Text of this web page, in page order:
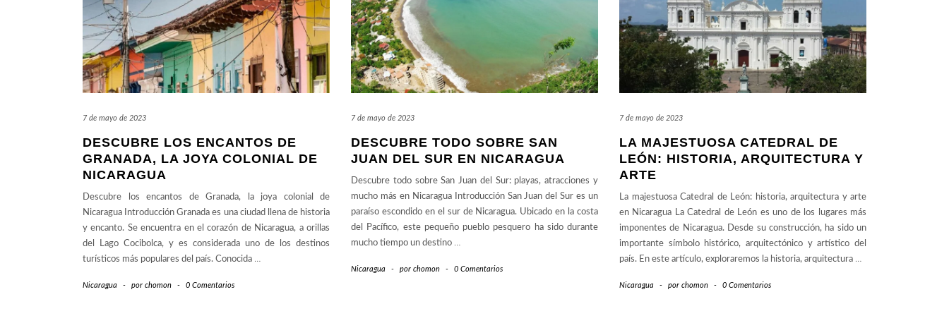
7 de mayo de 2023
DESCUBRE LOS ENCANTOS DE
GRANADA, LA JOYA COLONIAL DE
NICARAGUA
Descubre los encantos de Granada, la joya colonial de
Nicaragua Introducción Granada es una ciudad llena de historia
y encanto. Se encuentra en el corazón de Nicaragua, a orillas
del Lago Cocibolca, y es considerada uno de los destinos
turísticos más populares del país. Conocida …
Nicaragua - por chomon - 0 Comentarios
7 de mayo de 2023
DESCUBRE TODO SOBRE SAN
JUAN DEL SUR EN NICARAGUA
Descubre todo sobre San Juan del Sur: playas, atracciones y
mucho más en Nicaragua Introducción San Juan del Sur es un
paraíso escondido en el sur de Nicaragua. Ubicado en la costa
del Pacífico, este pequeño pueblo pesquero ha sido durante
mucho tiempo un destino …
Nicaragua - por chomon - 0 Comentarios
7 de mayo de 2023
LA MAJESTUOSA CATEDRAL DE
LEÓN: HISTORIA, ARQUITECTURA Y
ARTE
La majestuosa Catedral de León: historia, arquitectura y arte
en Nicaragua La Catedral de León es uno de los lugares más
imponentes de Nicaragua. Desde su construcción, ha sido un
importante símbolo histórico, arquitectónico y artístico del
país. En este artículo, exploraremos la historia, arquitectura …
Nicaragua - por chomon - 0 Comentarios